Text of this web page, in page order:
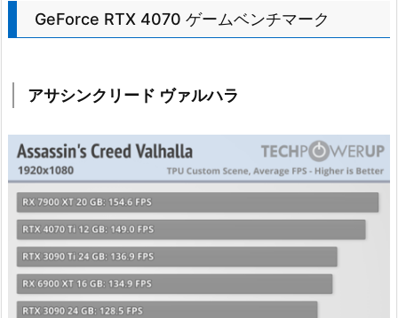
GeForce RTX 4070 ゲームベンチマーク
アサシンクリード ヴァルハラ